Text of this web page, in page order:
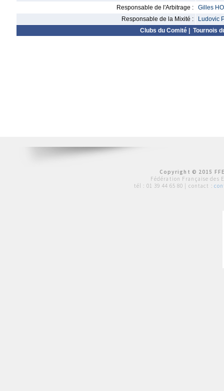
Responsable de l'Arbitrage :
Gilles
Responsable de la Mixité :
Ludovic
Clubs du Comité| Tournois
Copyright © 2015
Fédération Française des
tél : 01 39 44 65 80 | contact :